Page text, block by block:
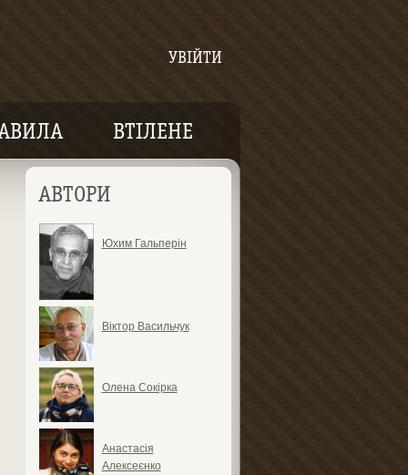
УВІЙТИ
ВТІЛЕНЕ
АВТОРИ
Юхим Гальперін
Віктор Васильчук
Олена Сокірка
Анастасія
Алексеєнко